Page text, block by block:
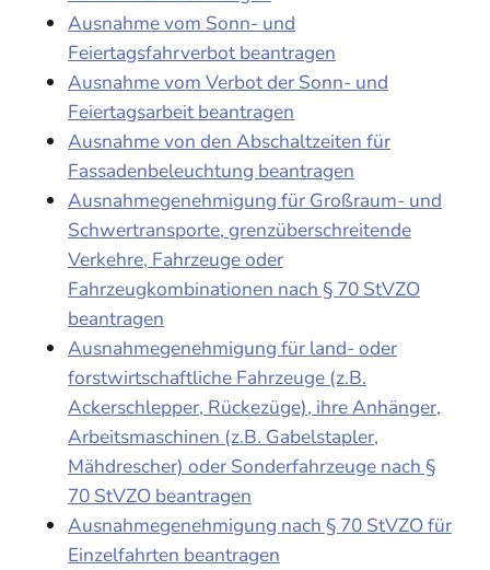
Ausnahme vom Sonn- und
Feiertagsfahrverbot beantragen
Ausnahme vom Verbot der Sonn- und
Feiertagsarbeit beantragen
Ausnahme von den Abschaltzeiten für
Fassadenbeleuchtung beantragen
Ausnahmegenehmigung für Großraum- und
Schwertransporte, grenzüberschreitende
Verkehre, Fahrzeuge oder
Fahrzeugkombinationen nach § 70 StVZO
beantragen
Ausnahmegenehmigung für land- oder
forstwirtschaftliche Fahrzeuge (z.B.
Ackerschlepper, Rückezüge), ihre Anhänger,
Arbeitsmaschinen (z.B. Gabelstapler,
Mähdrescher) oder Sonderfahrzeuge nach §
70 StVZO beantragen
Ausnahmegenehmigung nach § 70 StVZO für
Einzelfahrten beantragen